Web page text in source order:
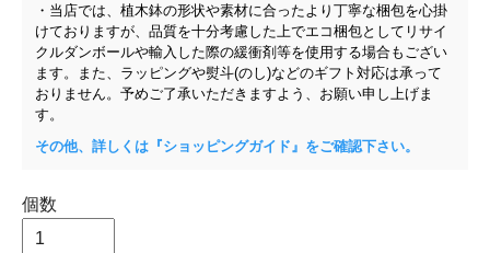
・当店では、植木鉢の形状や素材に合ったより丁寧な梱包を心掛
けておりますが、品質を十分考慮した上でエコ梱包としてリサイ
クルダンボールや輸入した際の緩衝剤等を使用する場合もござい
ます。また、ラッピングや熨斗(のし)などのギフト対応は承って
おりません。予めご了承いただきますよう、お願い申し上げま
す。
その他、詳しくは『ショッピングガイド』をご確認下さい。
個数